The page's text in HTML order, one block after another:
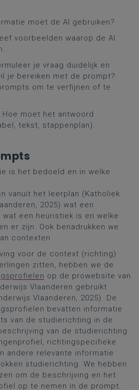
moet de AI gebruiken?
voorbeelden waarop de AI
je vraag duidelijk en
je bereiken met de prompt?
om te verfijnen of te
Hoe moet het antwoord
tekst, stappenplan).
is het bedoeld en in welke
vanuit het leerplan (Katholiek
2025) wat een
wat een heuristiek is en welke
er zijn. Ook benadrukken we
contexten
voor de context (richting)
zitten, hebben we de
op de prowebsite van
Vlaanderen gebruikt
Vlaanderen, 2025). De
bevatten informatie
van de studierichting in de
van de studierichting
richtingspecifieke
andere relevante informatie
studierichting. We hebben
om de beschrijving en het
op te nemen in de prompt.